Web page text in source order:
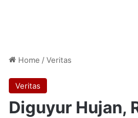
Home /Veritas
Veritas
Diguyur Hujan,